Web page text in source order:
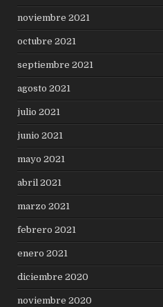
noviembre 2021
octubre 2021
septiembre 2021
agosto 2021
julio 2021
junio 2021
mayo 2021
abril 2021
marzo 2021
febrero 2021
enero 2021
diciembre 2020
noviembre 2020